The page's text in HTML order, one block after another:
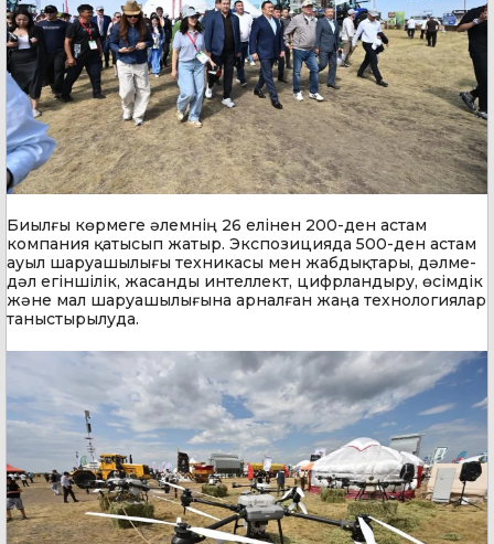
Биылғы көрмеге әлемнің 26 елінен 200-ден астам
компания қатысып жатыр. Экспозицияда 500-ден астам
ауыл шаруашылығы техникасы мен жабдықтары, дәлме-
дәл егіншілік, жасанды интеллект, цифрландыру, өсімдік
және мал шаруашылығына арналған жаңа технологиялар
таныстырылуда.